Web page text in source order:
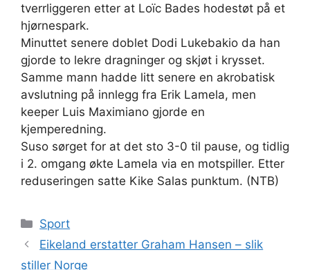
tverrliggeren etter at Loïc Bades hodestøt på et
hjørnespark.
Minuttet senere doblet Dodi Lukebakio da han
gjorde to lekre dragninger og skjøt i krysset.
Samme mann hadde litt senere en akrobatisk
avslutning på innlegg fra Erik Lamela, men
keeper Luis Maximiano gjorde en
kjemperedning.
Suso sørget for at det sto 3-0 til pause, og tidlig
i 2. omgang økte Lamela via en motspiller. Etter
reduseringen satte Kike Salas punktum. (NTB)
Kategorier
Sport
Eikeland erstatter Graham Hansen – slik
stiller Norge